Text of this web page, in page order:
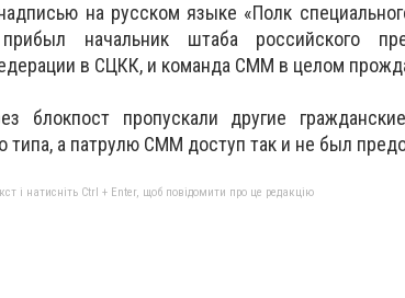
на русском языке «Полк
начальник штаба российского
в СЦКК, и команда СММ в целом
блокпост пропускали другие
типа, а патрулю СММ доступ так и не был
і натисніть Ctrl + Enter, щоб повідомити про це редакцію